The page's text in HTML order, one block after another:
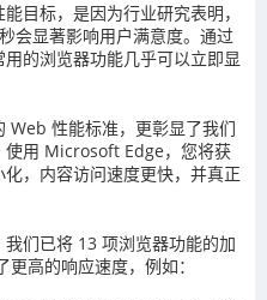
目标，是因为行业研究表明，
会显著影响用户满意度。通过
的浏览器功能几乎可以立即显
Web 性能标准，更彰显了我们
使用 Microsoft Edge，您将获
，内容访问速度更快，并真正
们已将 13 项浏览器功能的加
高的响应速度，例如：